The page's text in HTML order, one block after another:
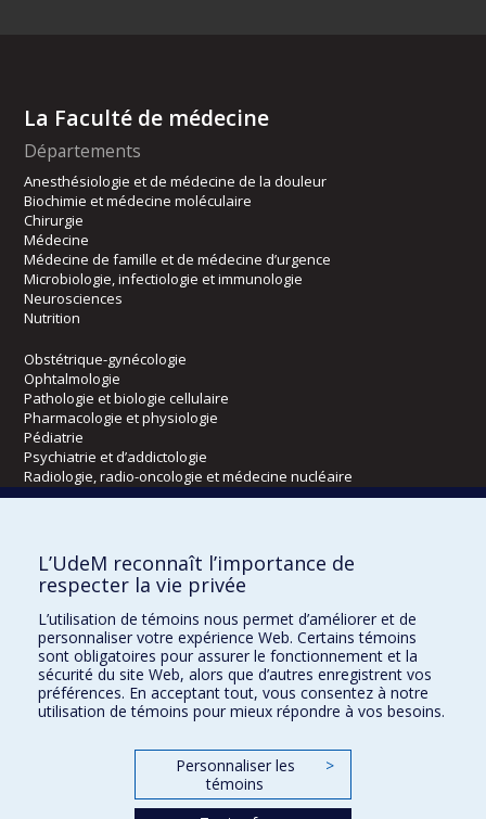
La Faculté de médecine
Départements
Anesthésiologie et de médecine de la douleur
Biochimie et médecine moléculaire
Chirurgie
Médecine
Médecine de famille et de médecine d’urgence
Microbiologie, infectiologie et immunologie
Neurosciences
Nutrition
Obstétrique-gynécologie
Ophtalmologie
Pathologie et biologie cellulaire
Pharmacologie et physiologie
Pédiatrie
Psychiatrie et d’addictologie
Radiologie, radio-oncologie et médecine nucléaire
Écoles
Kinésiologie et des sciences de l’activité physique
Orthophonie et audiologie
Réadaptation
Directions
DPC
CPASS
L’UdeM reconnaît l’importance de
respecter la vie privée
L’utilisation de témoins nous permet d’améliorer et de
personnaliser votre expérience Web. Certains témoins
sont obligatoires pour assurer le fonctionnement et la
sécurité du site Web, alors que d’autres enregistrent vos
préférences. En acceptant tout, vous consentez à notre
utilisation de témoins pour mieux répondre à vos besoins.
Personnaliser les
témoins
>